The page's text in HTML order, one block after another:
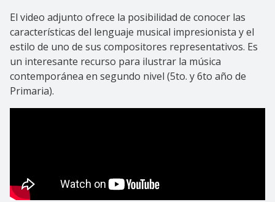
El video adjunto ofrece la posibilidad de conocer las
características del lenguaje musical impresionista y el
estilo de uno de sus compositores representativos. Es
un interesante recurso para ilustrar la música
contemporánea en segundo nivel (5to. y 6to año de
Primaria).